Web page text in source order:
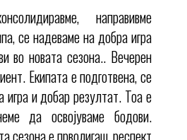
направивме
се надеваме на добра игра
во новата сезона.. Вечерен
Екипата е подготвена, се
и добар резултат. Тоа е
да освојуваме бодови.